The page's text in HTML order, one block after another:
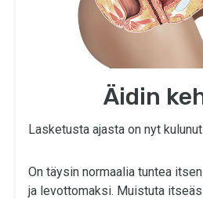
Äidin
Lasketusta ajasta on nyt
On täysin normaalia tuntea
ja levottomaksi. Muistuta